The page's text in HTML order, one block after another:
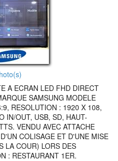
A ECRAN LED FHD DIRECT
SAMSUNG MODELE
RESOLUTION : 1920 X 108,
IN/OUT, USB, SD, HAUT-
VENDU AVEC ATTACHE
COLISAGE ET D'UNE MISE
LA COUR) LORS DES
: RESTAURANT 1ER.